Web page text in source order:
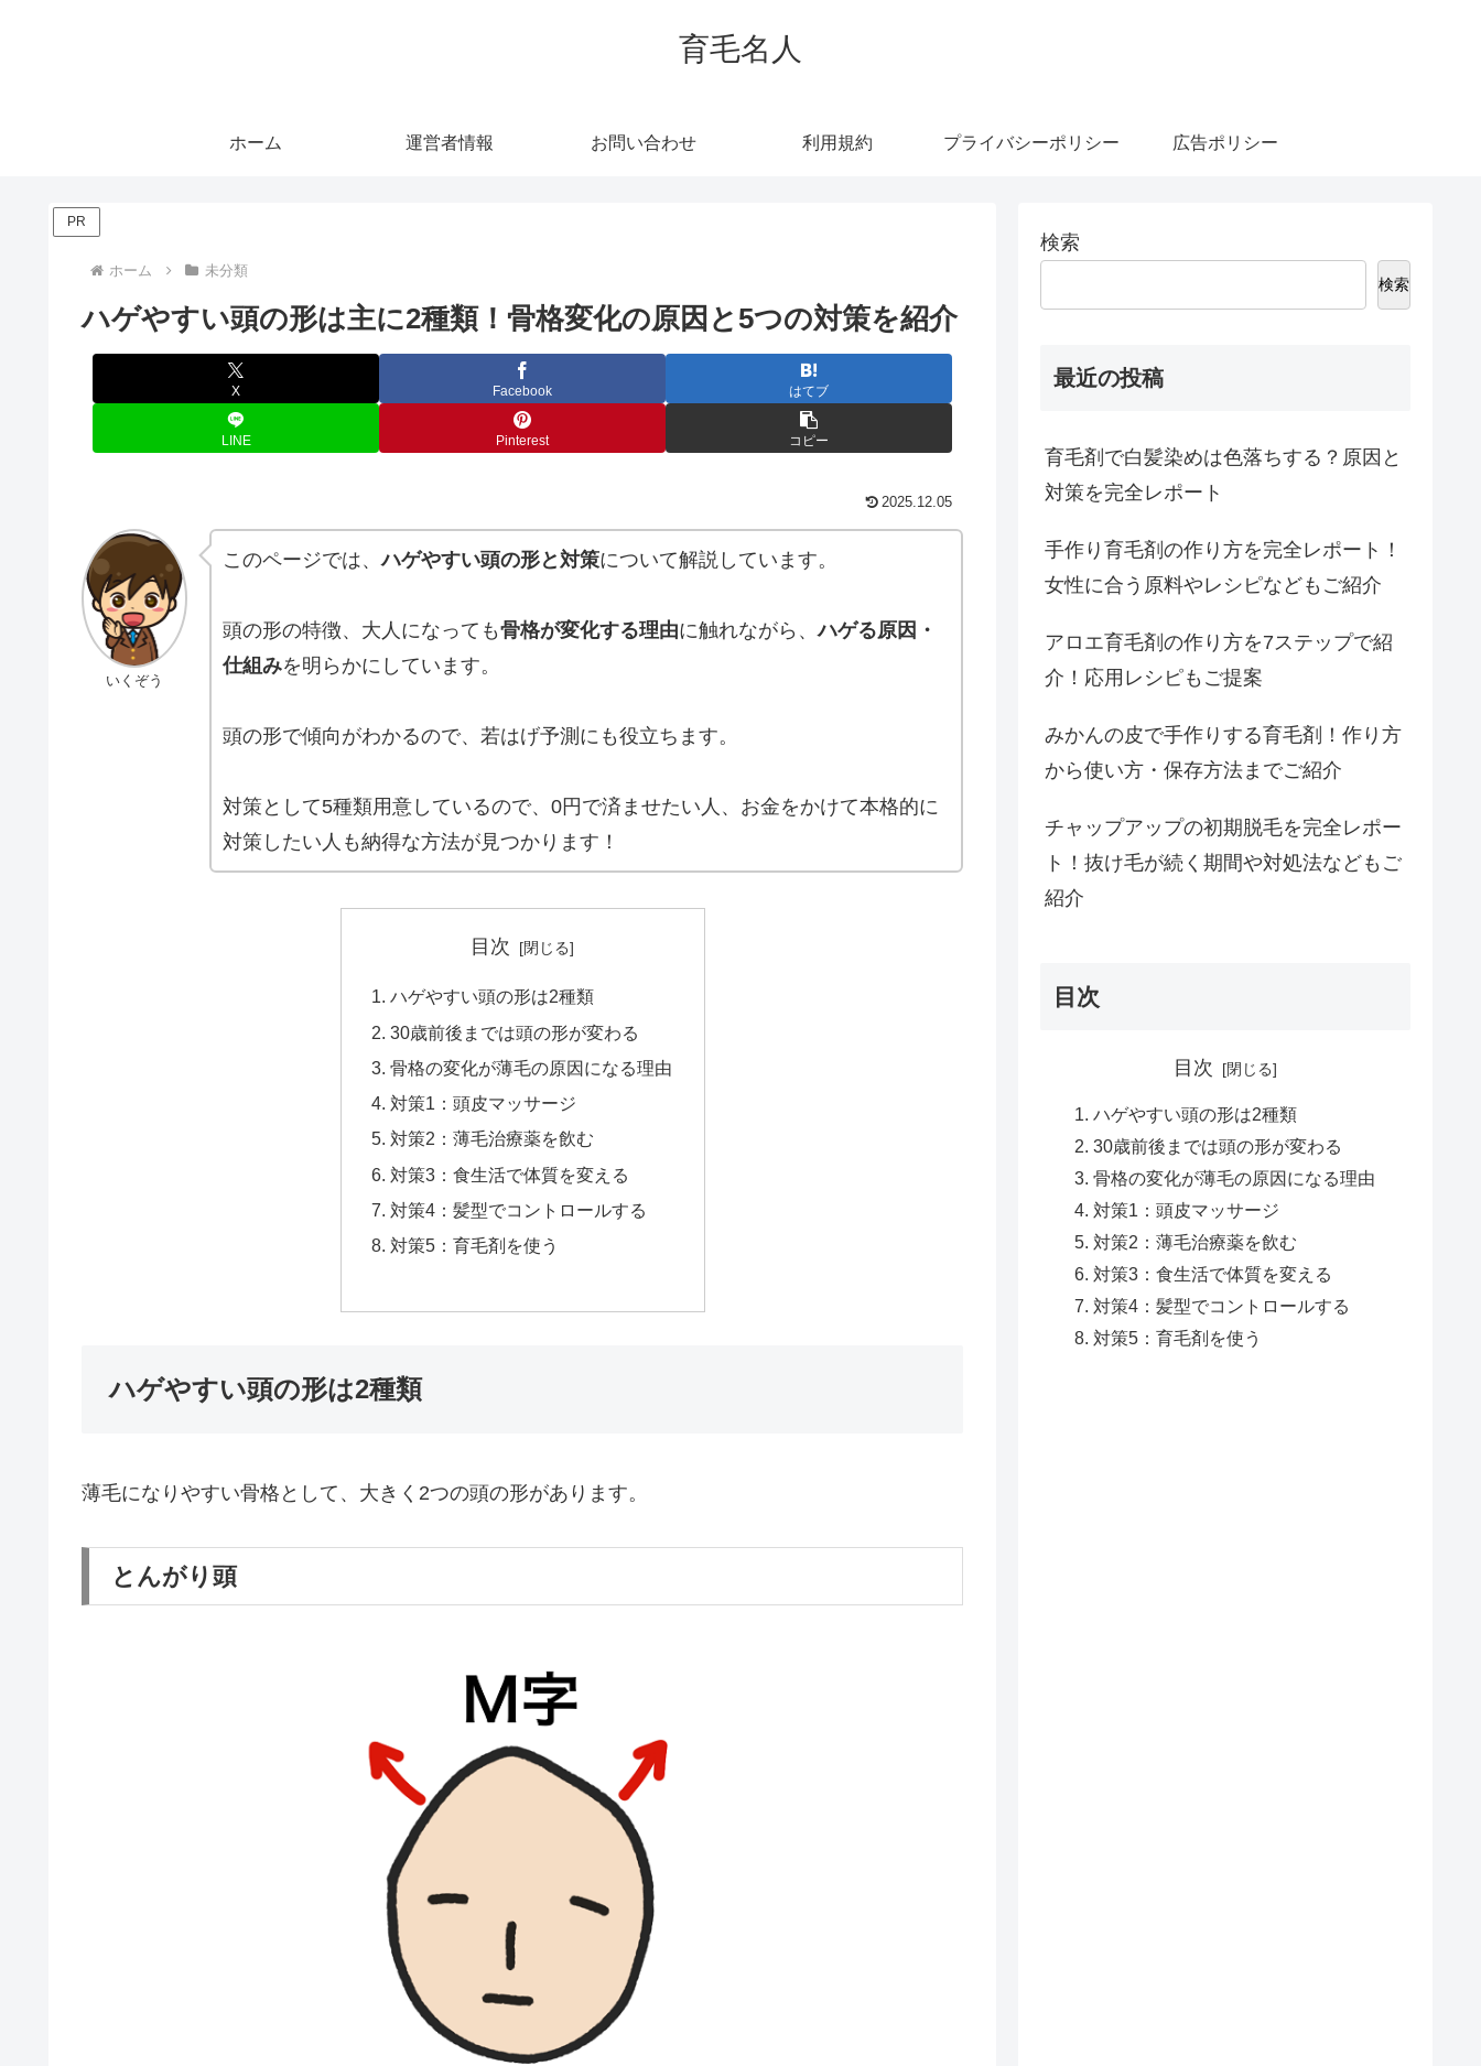
育毛名人
ホーム 運営者情報 お問い合わせ 利用規約 プライバシーポリシー 広告ポリシー
PR
ホーム 未分類
ハゲやすい頭の形は主に2種類！骨格変化の原因と5つの対策を紹介
X Facebook はてブ
LINE Pinterest コピー
2025.12.05
いくぞう
このページでは、ハゲやすい頭の形と対策について解説しています。
頭の形の特徴、大人になっても骨格が変化する理由に触れながら、ハゲる原因・
仕組みを明らかにしています。
頭の形で傾向がわかるので、若はげ予測にも役立ちます。
対策として5種類用意しているので、0円で済ませたい人、お金をかけて本格的に
対策したい人も納得な方法が見つかります！
目次
ハゲやすい頭の形は2種類
30歳前後までは頭の形が変わる
骨格の変化が薄毛の原因になる理由
対策1：頭皮マッサージ
対策2：薄毛治療薬を飲む
対策3：食生活で体質を変える
対策4：髪型でコントロールする
対策5：育毛剤を使う
ハゲやすい頭の形は2種類
薄毛になりやすい骨格として、大きく2つの頭の形があります。
とんがり頭
検索
検索
最近の投稿
育毛剤で白髪染めは色落ちする？原因と
対策を完全レポート
手作り育毛剤の作り方を完全レポート！
女性に合う原料やレシピなどもご紹介
アロエ育毛剤の作り方を7ステップで紹
介！応用レシピもご提案
みかんの皮で手作りする育毛剤！作り方
から使い方・保存方法までご紹介
チャップアップの初期脱毛を完全レポー
ト！抜け毛が続く期間や対処法などもご
紹介
目次
目次
ハゲやすい頭の形は2種類
30歳前後までは頭の形が変わる
骨格の変化が薄毛の原因になる理由
対策1：頭皮マッサージ
対策2：薄毛治療薬を飲む
対策3：食生活で体質を変える
対策4：髪型でコントロールする
対策5：育毛剤を使う